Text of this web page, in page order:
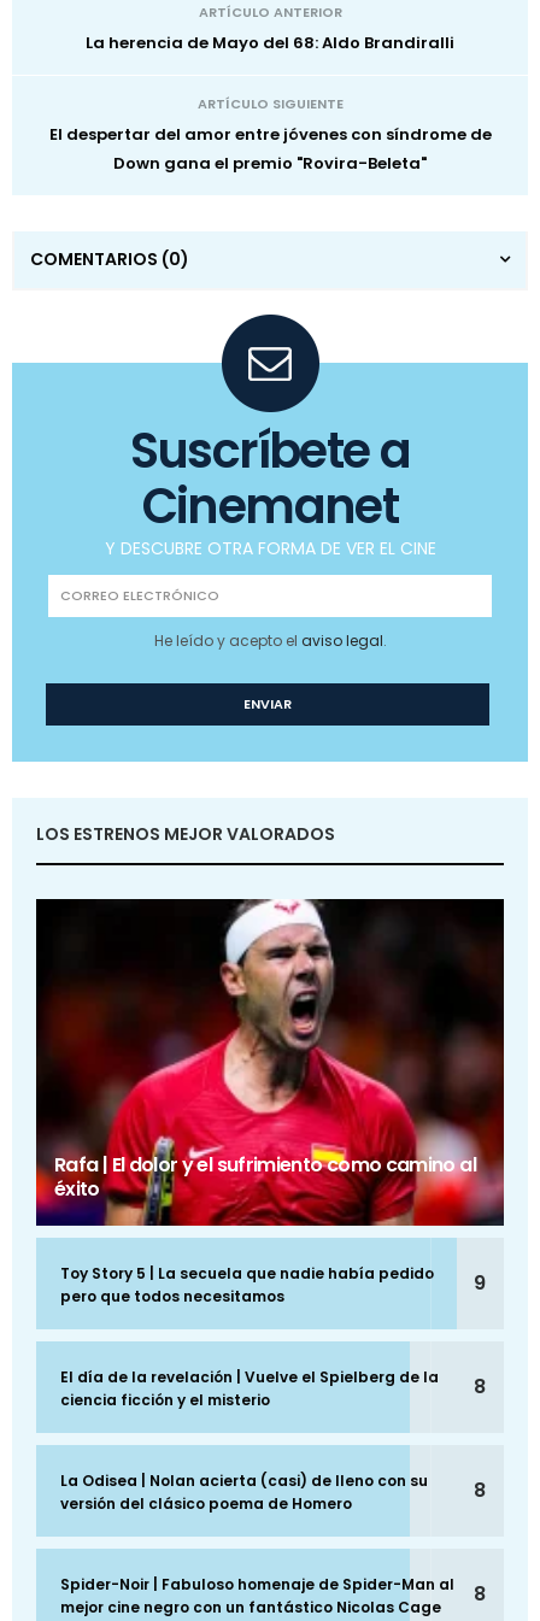
ARTÍCULO ANTERIOR
La herencia de Mayo del 68: Aldo Brandiralli
ARTÍCULO SIGUIENTE
El despertar del amor entre jóvenes con síndrome de
Down gana el premio "Rovira-Beleta"
COMENTARIOS (0)
Suscríbete a
Cinemanet
Y DESCUBRE OTRA FORMA DE VER EL CINE
He leído y acepto el aviso legal.
LOS ESTRENOS MEJOR VALORADOS
Rafa | El dolor y el sufrimiento como camino al
éxito
Toy Story 5 | La secuela que nadie había pedido
pero que todos necesitamos
9
El día de la revelación | Vuelve el Spielberg de la
ciencia ficción y el misterio
8
La Odisea | Nolan acierta (casi) de lleno con su
versión del clásico poema de Homero
8
Spider-Noir | Fabuloso homenaje de Spider-Man al
mejor cine negro con un fantástico Nicolas Cage
8